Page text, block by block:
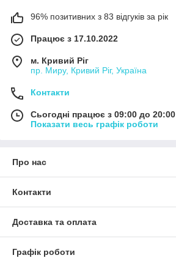
96% позитивних з 83 відгуків за рік
Працює з 17.10.2022
м. Кривий Ріг
пр. Миру, Кривий Ріг, Україна
Контакти
Сьогодні працює з 09:00 до 20:00
Показати весь графік роботи
Про нас
Контакти
Доставка та оплата
Графік роботи